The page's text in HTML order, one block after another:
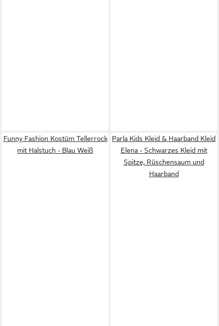
Funny Fashion Kostüm Tellerrock
mit Halstuch - Blau Weiß
Parla Kids Kleid & Haarband Kleid
Elena - Schwarzes Kleid mit
Spitze, Rüschensaum und
Haarband